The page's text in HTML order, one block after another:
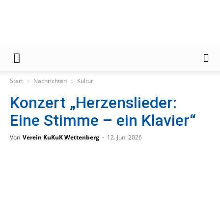
Zeitung
Start Nachrichten Kultur
Konzert „Herzenslieder:
Eine Stimme – ein Klavier“
Von Verein KuKuK Wettenberg - 12. Juni 2026